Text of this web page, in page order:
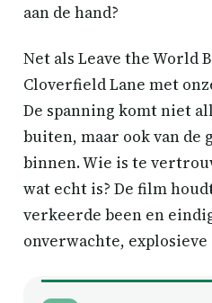
aan de hand?
Net als Leave the World
Cloverfield Lane met
De spanning komt niet
buiten, maar ook van de
binnen. Wie is te
wat echt is? De film
verkeerde been en
onverwachte,